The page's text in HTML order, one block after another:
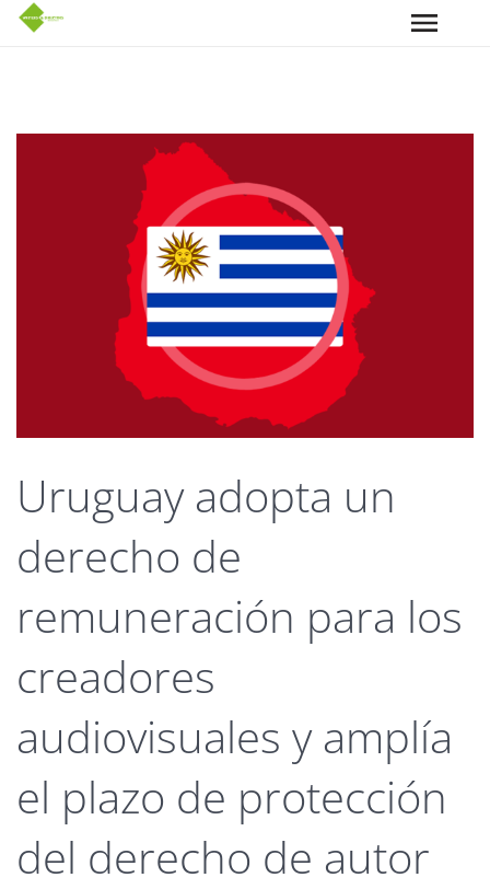
Pasar al contenido principal
Uruguay adopta un
derecho de
remuneración para los
creadores
audiovisuales y amplía
el plazo de protección
del derecho de autor